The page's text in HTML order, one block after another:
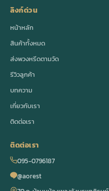
ลิงก์ด่วน
หน้าหลัก
สินค้าทั้งหมด
ส่งพวงหรีดตามวัด
รีวิวลูกค้า
บทความ
เกี่ยวกับเรา
ติดต่อเรา
ติดต่อเรา
095-0796187
@aorest